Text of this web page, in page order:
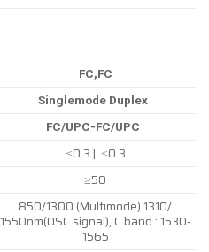
FC,FC
Singlemode Duplex
FC/UPC-FC/UPC
≤0.3 | ≤0.3
≥50
850/1300 (Multimode) 1310/
1550nm(OSC signal), C band : 1530-
1565